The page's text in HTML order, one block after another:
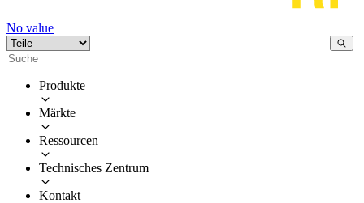
No value
Produkte
Märkte
Ressourcen
Technisches Zentrum
Kontakt